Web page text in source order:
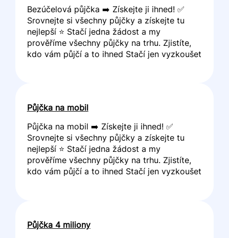
Bezúčelová půjčka ➡️ Získejte ji ihned! ✅
Srovnejte si všechny půjčky a získejte tu
nejlepší ⭐ Stačí jedna žádost a my
prověříme všechny půjčky na trhu. Zjistíte,
kdo vám půjčí a to ihned Stačí jen vyzkoušet
Půjčka na mobil
Půjčka na mobil ➡️ Získejte ji ihned! ✅
Srovnejte si všechny půjčky a získejte tu
nejlepší ⭐ Stačí jedna žádost a my
prověříme všechny půjčky na trhu. Zjistíte,
kdo vám půjčí a to ihned Stačí jen vyzkoušet
Půjčka 4 miliony